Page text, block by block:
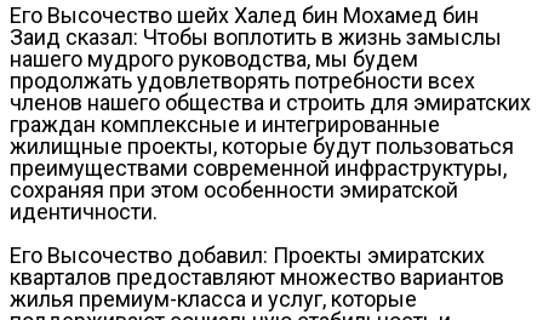
Его Высочество шейх Халед бин Мохамед бин
Заид сказал: Чтобы воплотить в жизнь замыслы
нашего мудрого руководства, мы будем
продолжать удовлетворять потребности всех
членов нашего общества и строить для эмиратских
граждан комплексные и интегрированные
жилищные проекты, которые будут пользоваться
преимуществами современной инфраструктуры,
сохраняя при этом особенности эмиратской
идентичности.
Его Высочество добавил: Проекты эмиратских
кварталов предоставляют множество вариантов
жилья премиум-класса и услуг, которые